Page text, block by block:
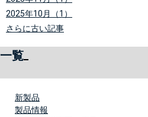
2025年10月（1）
さらに古い記事
一覧
新製品
製品情報